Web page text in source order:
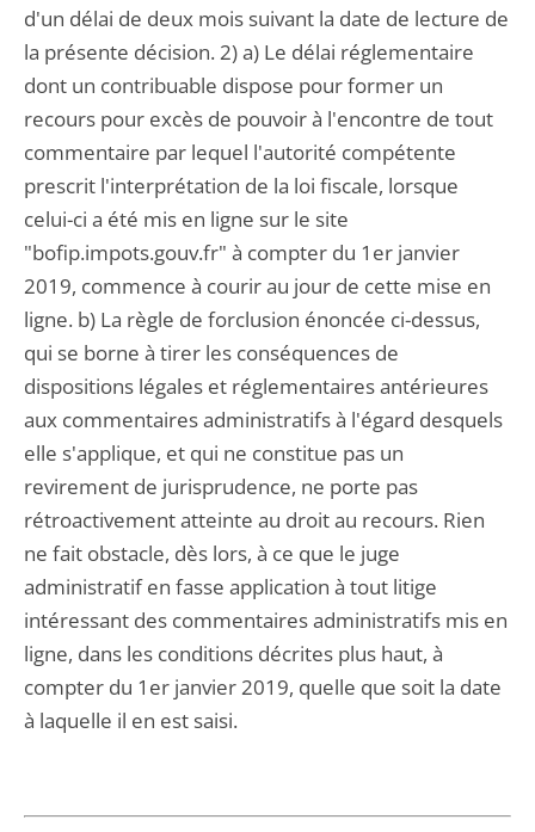
d'un délai de deux mois suivant la date de lecture de
la présente décision. 2) a) Le délai réglementaire
dont un contribuable dispose pour former un
recours pour excès de pouvoir à l'encontre de tout
commentaire par lequel l'autorité compétente
prescrit l'interprétation de la loi fiscale, lorsque
celui-ci a été mis en ligne sur le site
"bofip.impots.gouv.fr" à compter du 1er janvier
2019, commence à courir au jour de cette mise en
ligne. b) La règle de forclusion énoncée ci-dessus,
qui se borne à tirer les conséquences de
dispositions légales et réglementaires antérieures
aux commentaires administratifs à l'égard desquels
elle s'applique, et qui ne constitue pas un
revirement de jurisprudence, ne porte pas
rétroactivement atteinte au droit au recours. Rien
ne fait obstacle, dès lors, à ce que le juge
administratif en fasse application à tout litige
intéressant des commentaires administratifs mis en
ligne, dans les conditions décrites plus haut, à
compter du 1er janvier 2019, quelle que soit la date
à laquelle il en est saisi.